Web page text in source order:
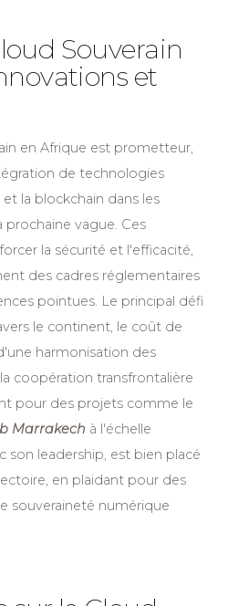
Souverain
et
en Afrique est prometteur,
de technologies
la blockchain dans les
vague. Ces
la sécurité et l'efficacité,
des cadres réglementaires
pointues. Le principal défi
le continent, le coût de
harmonisation des
coopération transfrontalière
pour des projets comme le
Marrakech à l'échelle
son leadership, est bien placé
en plaidant pour des
souveraineté numérique